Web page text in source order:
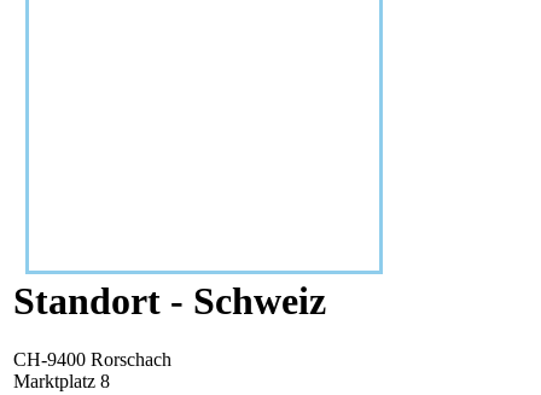
Standort - Schweiz
CH-9400 Rorschach
Marktplatz 8